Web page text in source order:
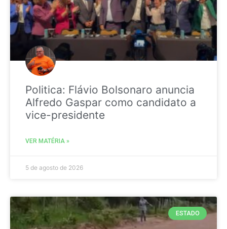
Politica: Flávio Bolsonaro anuncia
Alfredo Gaspar como candidato a
vice-presidente
VER MATÉRIA »
5 de agosto de 2026
ESTADO